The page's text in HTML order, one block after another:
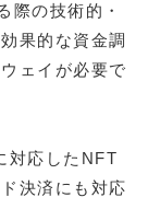
際の技術的・
果的な資金調
ェイが必要で
対応したNFT
決済にも対応